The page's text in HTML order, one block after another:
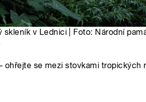
skleník v Lednici | Foto: Národní
ohřejte se mezi stovkami tropických